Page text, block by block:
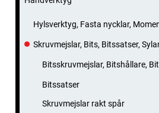
Hylsverktyg, Fasta nycklar,
Skruvmejslar, Bits, Bitssatser,
Bitsskruvmejslar, Bitshållare,
Bitssatser
Skruvmejslar rakt spår